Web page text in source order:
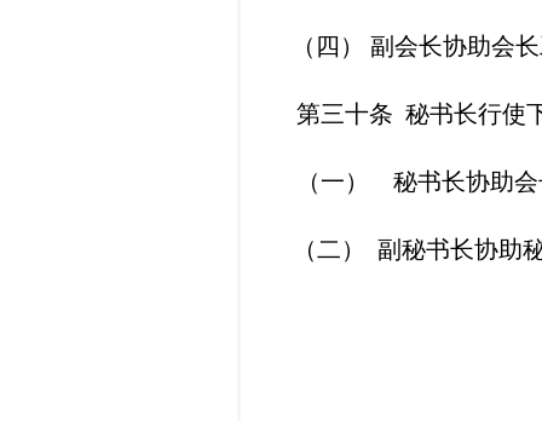
（四） 副会长协助会
第三十条 秘书长行使
（一） 秘书长协助
（二） 副秘书长协助